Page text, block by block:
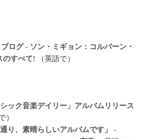
ログ - ソン・ミギョン：コルバーン・
のすべて! （英語で）
シック音楽デイリー」アルバムリリース
）
通り、素晴らしいアルバムです」 -